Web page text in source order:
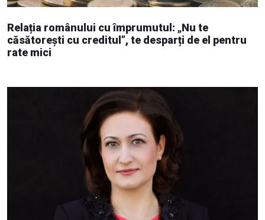
Relația românului cu împrumutul: „Nu te
căsătorești cu creditul”, te desparți de el pentru
rate mici